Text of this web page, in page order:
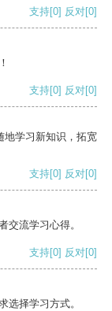
支持[0] 反对[0]
支持[0] 反对[0]
地学习新知识，拓宽
支持[0] 反对[0]
交流学习心得。
支持[0] 反对[0]
选择学习方式。